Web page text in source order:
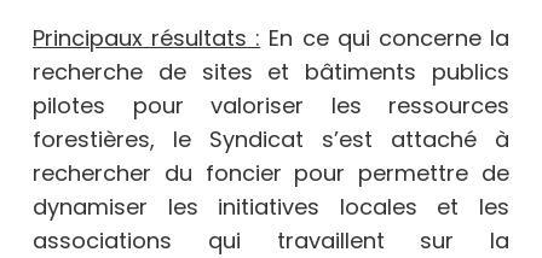
Principaux résultats : En ce qui concerne la
recherche de sites et bâtiments publics
pilotes pour valoriser les ressources
forestières, le Syndicat s’est attaché à
rechercher du foncier pour permettre de
dynamiser les initiatives locales et les
associations qui travaillent sur la